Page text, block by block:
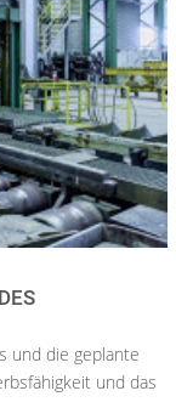
und die geplante
und das